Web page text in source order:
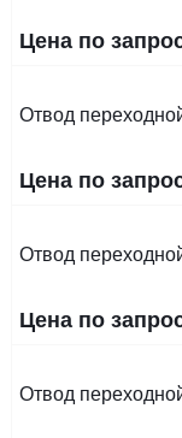
Цена по
Отвод
Цена по
Отвод
Цена по
Отвод